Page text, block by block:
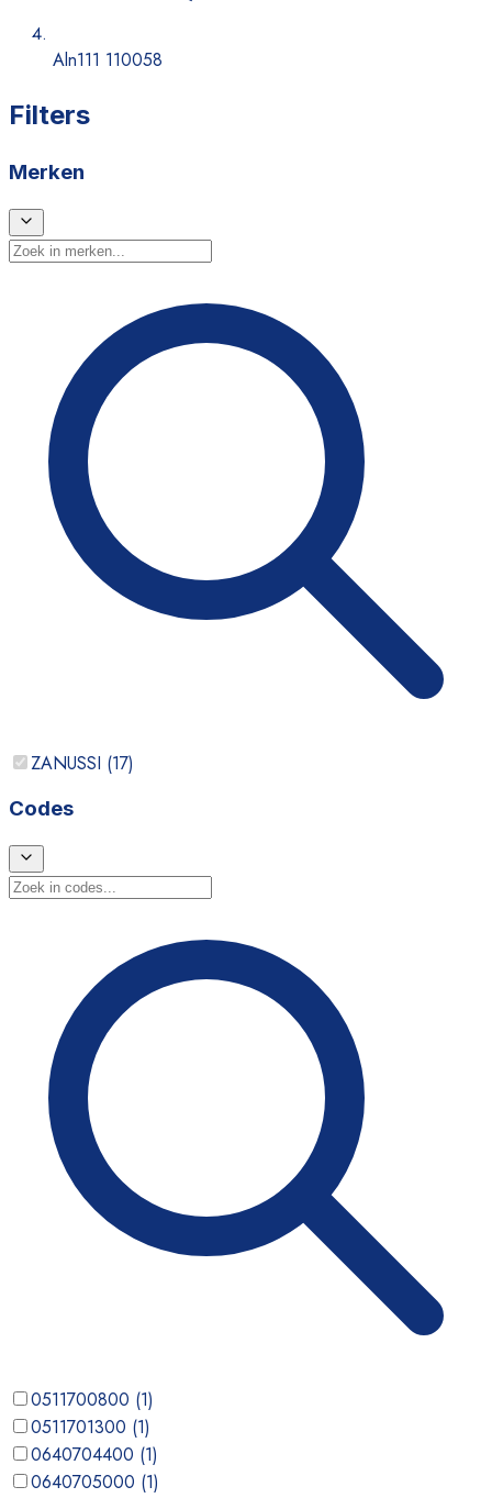
Aln111 110058
Filters
Merken
ZANUSSI (17)
Codes
0511700800 (1)
0511701300 (1)
0640704400 (1)
0640705000 (1)